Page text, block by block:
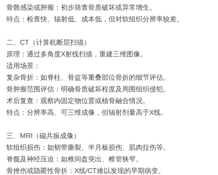
骨骼感染或肿瘤：初步筛查骨质破坏或异常增生。
特点：检查快、辐射低、成本低，但对软组织分辨率较差。
二、CT（计算机断层扫描）
原理：通过多角度X射线扫描，重建三维图像。
适用场景：
复杂骨折：如脊柱、骨盆等重叠部位骨折的细节评估。
骨肿瘤范围评估：明确骨质破坏程度及周围组织侵犯。
术后复查：观察内固定物位置或植骨融合情况。
特点：分辨率高、可三维成像，但辐射剂量高于X线。
三、MRI（磁共振成像）
软组织损伤：如韧带撕裂、半月板损伤、肌肉拉伤等。
脊髓及神经压迫：如椎间盘突出、椎管狭窄。
骨挫伤或隐匿性骨折：X线/CT难以发现的早期病变。